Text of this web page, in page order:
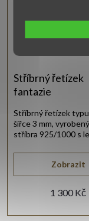
Stříbrný řetízek
fantazie
1 300 Kč
Zobrazit
Stříbrný řetízek
šířce 3 mm,
stříbra 925/1000 s
úpravou.